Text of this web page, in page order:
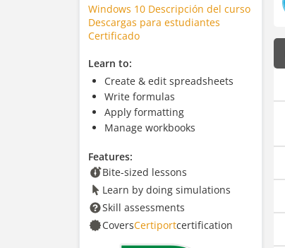
Windows 10 Descripción del curso
Descargas para estudiantes
Certificado
Learn to:
Create & edit spreadsheets
Write formulas
Apply formatting
Manage workbooks
Features:
Bite-sized lessons
Learn by doing simulations
Skill assessments
CoversCertiportcertification